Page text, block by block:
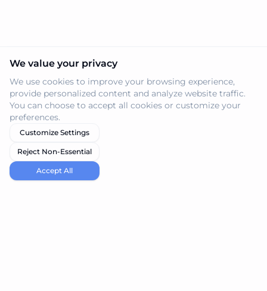
We value your privacy
We use cookies to improve your browsing experience,
provide personalized content and analyze website traffic.
You can choose to accept all cookies or customize your
preferences.
Customize Settings
Reject Non-Essential
Accept All